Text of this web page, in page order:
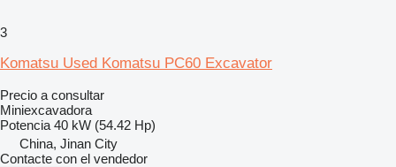
3
Komatsu Used Komatsu PC60 Excavator
Precio a consultar
Miniexcavadora
Potencia 40 kW (54.42 Hp)
China, Jinan City
Contacte con el vendedor